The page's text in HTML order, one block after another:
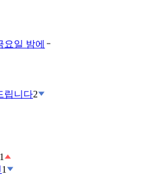
요일 밤에
립니다2
1
1